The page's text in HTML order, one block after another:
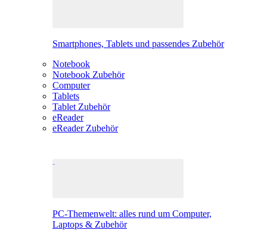
Smartphones, Tablets und passendes Zubehör
Notebook
Notebook Zubehör
Computer
Tablets
Tablet Zubehör
eReader
eReader Zubehör
PC-Themenwelt: alles rund um Computer,
Laptops & Zubehör